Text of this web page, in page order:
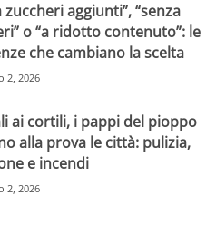
zuccheri aggiunti”, “senza
o “a ridotto contenuto”: le
che cambiano la scelta
2, 2026
ai cortili, i pappi del pioppo
alla prova le città: pulizia,
e incendi
2, 2026